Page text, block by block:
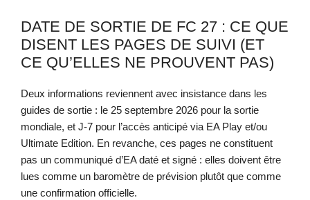
DATE DE SORTIE DE FC 27 : CE QUE
DISENT LES PAGES DE SUIVI (ET
CE QU’ELLES NE PROUVENT PAS)
Deux informations reviennent avec insistance dans les
guides de sortie : le 25 septembre 2026 pour la sortie
mondiale, et J-7 pour l’accès anticipé via EA Play et/ou
Ultimate Edition. En revanche, ces pages ne constituent
pas un communiqué d’EA daté et signé : elles doivent être
lues comme un baromètre de prévision plutôt que comme
une confirmation officielle.